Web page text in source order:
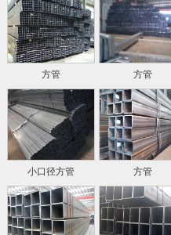
方管 方管
小口径方管 方管